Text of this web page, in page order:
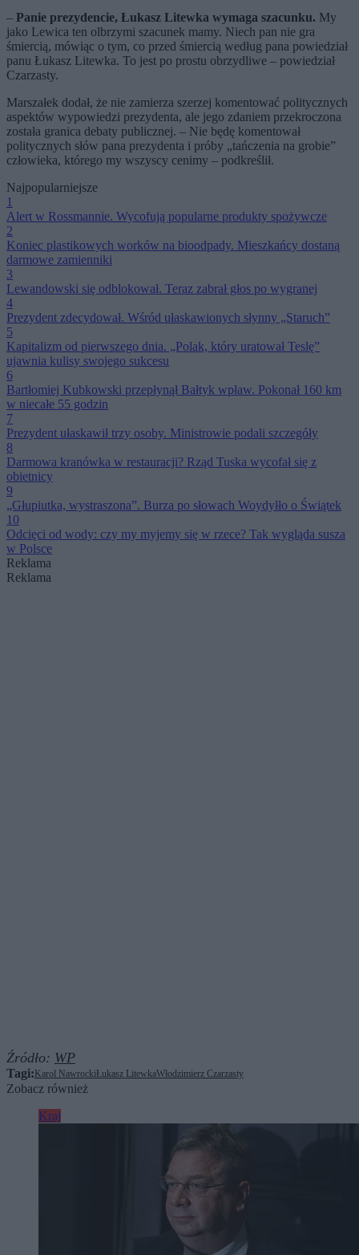
– Panie prezydencie, Łukasz Litewka wymaga szacunku. My
jako Lewica ten olbrzymi szacunek mamy. Niech pan nie gra
śmiercią, mówiąc o tym, co przed śmiercią według pana powiedział
panu Łukasz Litewka. To jest po prostu obrzydliwe – powiedział
Czarzasty.
Marszałek dodał, że nie zamierza szerzej komentować politycznych
aspektów wypowiedzi prezydenta, ale jego zdaniem przekroczona
została granica debaty publicznej. – Nie będę komentował
politycznych słów pana prezydenta i próby „tańczenia na grobie”
człowieka, którego my wszyscy cenimy – podkreślił.
Najpopularniejsze
1
Alert w Rossmannie. Wycofują popularne produkty spożywcze
2
Koniec plastikowych worków na bioodpady. Mieszkańcy dostaną
darmowe zamienniki
3
Lewandowski się odblokował. Teraz zabrał głos po wygranej
4
Prezydent zdecydował. Wśród ułaskawionych słynny „Staruch”
5
Kapitalizm od pierwszego dnia. „Polak, który uratował Teslę”
ujawnia kulisy swojego sukcesu
6
Bartłomiej Kubkowski przepłynął Bałtyk wpław. Pokonał 160 km
w niecałe 55 godzin
7
Prezydent ułaskawił trzy osoby. Ministrowie podali szczegóły
8
Darmowa kranówka w restauracji? Rząd Tuska wycofał się z
obietnicy
9
„Głupiutka, wystraszona”. Burza po słowach Woydyłło o Świątek
10
Odcięci od wody: czy my myjemy się w rzece? Tak wygląda susza
w Polsce
Reklama
Reklama
Źródło: WP
Tagi: Karol NawrockiŁukasz LitewkaWłodzimierz Czarzasty
Zobacz również
Kraj